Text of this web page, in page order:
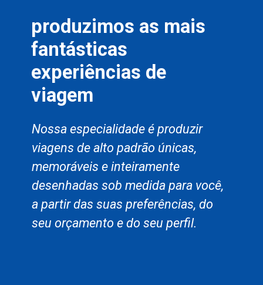
Nossa especialidade é produzir
viagens de alto padrão únicas,
memoráveis e inteiramente
desenhadas sob medida para você,
a partir das suas preferências, do
seu orçamento e do seu perfil.
produzimos as mais
fantásticas
experiências de
viagem